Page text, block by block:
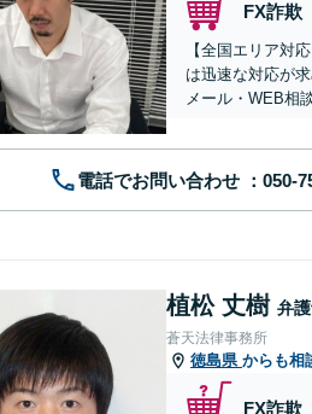
FX詐欺
【全国エリア対
は迅速な対応が
メール・WEB相談
電話でお問い合わせ
植松 丈樹 弁
蒼天法律事務所
徳島県 からも相
FX詐欺